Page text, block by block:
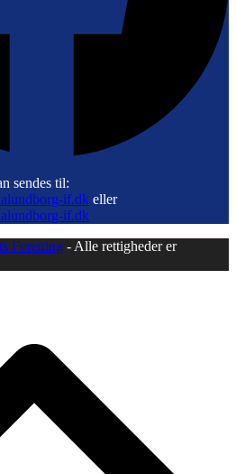
sendes til:
if.dk eller
if.dk
Forening - Alle rettigheder er